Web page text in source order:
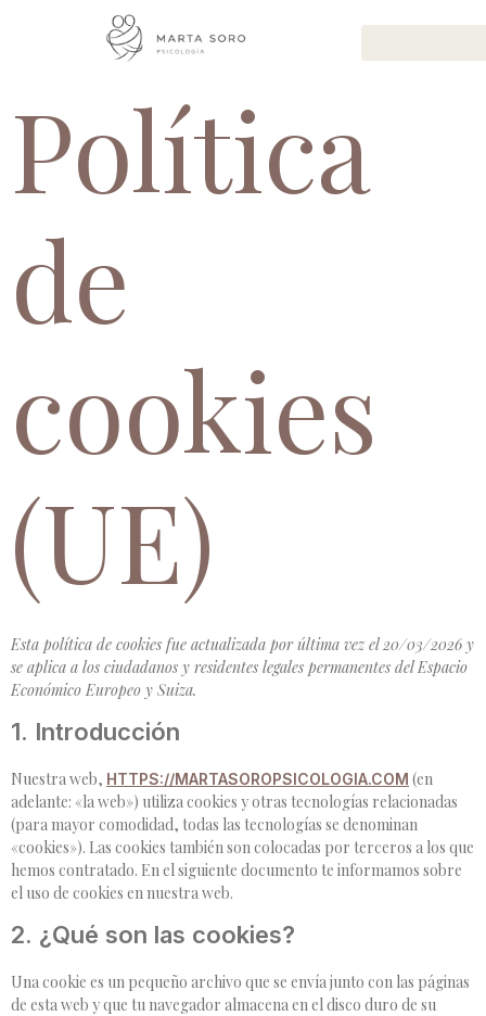
Política
de
cookies
(UE)
Esta política de cookies fue actualizada por última vez el 20/03/2026 y
se aplica a los ciudadanos y residentes legales permanentes del Espacio
Económico Europeo y Suiza.
1. Introducción
Nuestra web, HTTPS://MARTASOROPSICOLOGIA.COM (en
adelante: «la web») utiliza cookies y otras tecnologías relacionadas
(para mayor comodidad, todas las tecnologías se denominan
«cookies»). Las cookies también son colocadas por terceros a los que
hemos contratado. En el siguiente documento te informamos sobre
el uso de cookies en nuestra web.
2. ¿Qué son las cookies?
Una cookie es un pequeño archivo que se envía junto con las páginas
de esta web y que tu navegador almacena en el disco duro de su